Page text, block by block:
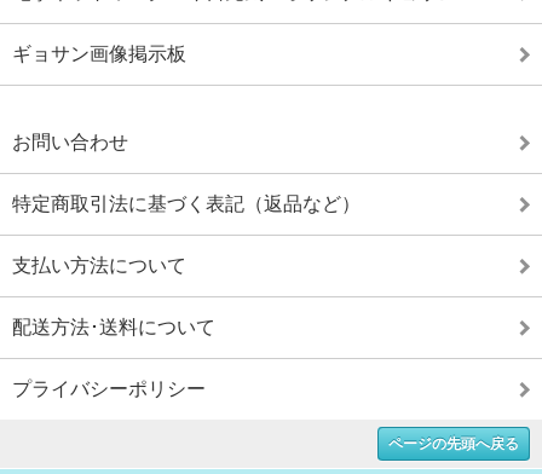
ギョサン画像掲示板
お問い合わせ
特定商取引法に基づく表記（返品など）
支払い方法について
配送方法･送料について
プライバシーポリシー
ページの先頭へ戻る